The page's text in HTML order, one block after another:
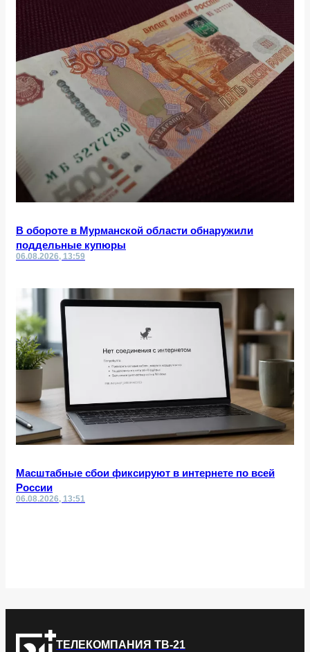
В обороте в Мурманской области обнаружили
поддельные купюры
06.08.2026, 13:59
Масштабные сбои фиксируют в интернете по всей
России
06.08.2026, 13:51
ТЕЛЕКОМПАНИЯ ТВ-21